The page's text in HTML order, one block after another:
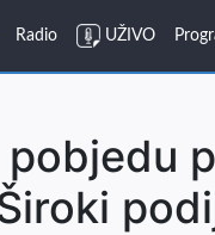
Radio UŽIVO
pobjedu